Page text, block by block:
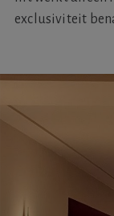
exclusiviteit